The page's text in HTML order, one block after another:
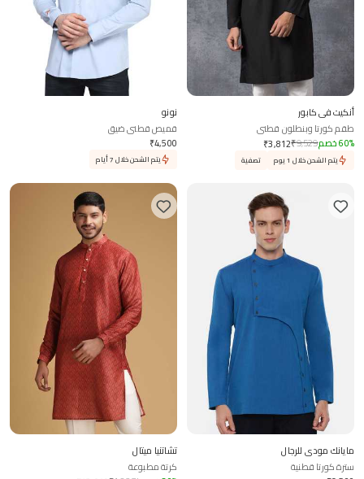
أنكيت في كابور
طقم كورتا وبنطلون قطني
₹3,812₹9,529 60% خصم
يتم الشحن خلال 1 يوم تصفية
نونو
قميص قطني ضيق
₹4,500
يتم الشحن خلال 7 أيام
مايانك مودي للرجال
سترة كورتا قطنية
تشاتنيا ميتال
كرتة مطبوعة